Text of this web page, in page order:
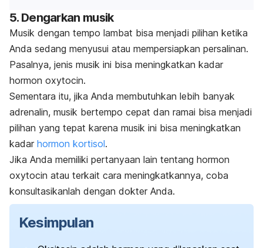
5. Dengarkan musik
Musik dengan tempo lambat bisa menjadi pilihan ketika
Anda sedang menyusui atau mempersiapkan persalinan.
Pasalnya, jenis musik ini bisa meningkatkan kadar
hormon oxytocin.
Sementara itu, jika Anda membutuhkan lebih banyak
adrenalin, musik bertempo cepat dan ramai bisa menjadi
pilihan yang tepat karena musik ini bisa meningkatkan
kadar hormon kortisol.
Jika Anda memiliki pertanyaan lain tentang hormon
oxytocin atau terkait cara meningkatkannya, coba
konsultasikanlah dengan dokter Anda.
Kesimpulan